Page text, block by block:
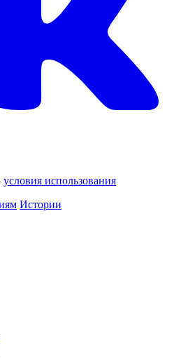
условия использования
Истории